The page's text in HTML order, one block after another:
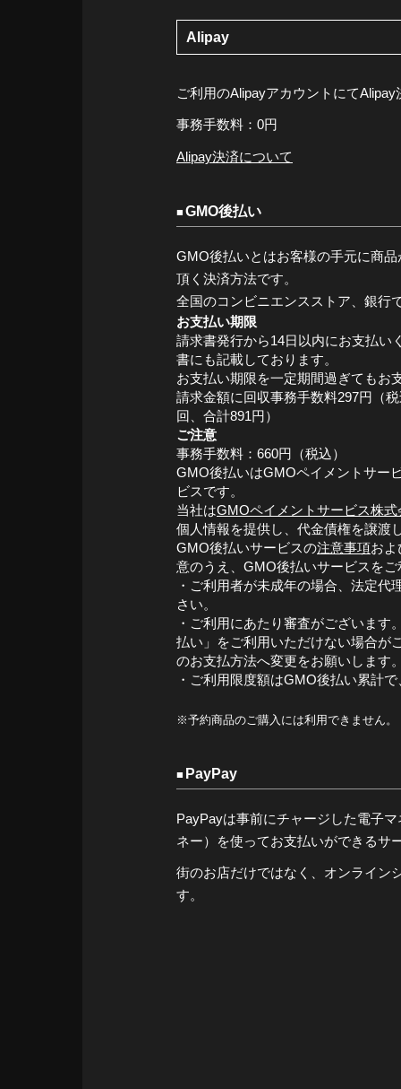
Alipay
ご利用のAlipayアカウントにて
事務手数料：0円
Alipay決済について
GMO後払い
GMO後払いとはお客様の手元に商
頂く決済方法です。
全国のコンビニエンスストア、銀行
お支払い期限
請求書発行から14日以内にお支払い
書にも記載しております。
お支払い期限を一定期間過ぎてもお
請求金額に回収事務手数料297円（
回、合計891円）
ご注意
事務手数料：660円（税込）
GMO後払いはGMOペイメントサー
ビスです。
当社はGMOペイメントサービス株式
個人情報を提供し、代金債権を譲渡
GMO後払いサービスの注意事項およ
意のうえ、GMO後払いサービスを
・ご利用者が未成年の場合、法定代
さい。
・ご利用にあたり審査がございま
払い」をご利用いただけない場合が
のお支払方法へ変更をお願いします
・ご利用限度額はGMO後払い累計
※予約商品のご購入には利用できません。
PayPay
PayPayは事前にチャージした電子
ネー）を使ってお支払いができるサ
街のお店だけではなく、オンライン
す。